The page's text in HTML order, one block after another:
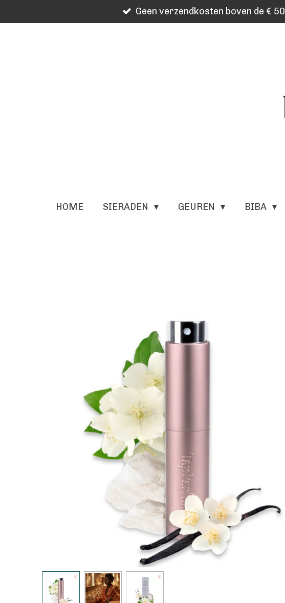
direct
Geen verzendkosten boven de € 50
HOME SIERADEN GEUREN BIBA